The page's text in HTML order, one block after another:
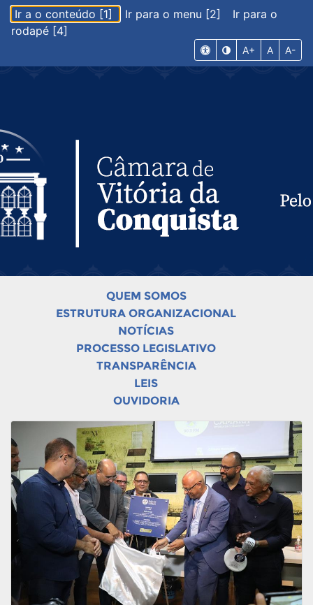
Ir a o conteúdo [1] Ir para o menu [2]
Ir para o
rodapé [4]
A+ A A-
QUEM SOMOS
ESTRUTURA ORGANIZACIONAL
NOTÍCIAS
PROCESSO LEGISLATIVO
TRANSPARÊNCIA
LEIS
OUVIDORIA